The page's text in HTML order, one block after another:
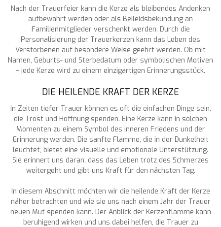
Nach der Trauerfeier kann die Kerze als bleibendes Andenken
aufbewahrt werden oder als Beileidsbekundung an
Familienmitglieder verschenkt werden. Durch die
Personalisierung der Trauerkerzen kann das Leben des
Verstorbenen auf besondere Weise geehrt werden. Ob mit
Namen, Geburts- und Sterbedatum oder symbolischen Motiven
– jede Kerze wird zu einem einzigartigen Erinnerungsstück.
DIE HEILENDE KRAFT DER KERZE
In Zeiten tiefer Trauer können es oft die einfachen Dinge sein,
die Trost und Hoffnung spenden. Eine Kerze kann in solchen
Momenten zu einem Symbol des inneren Friedens und der
Erinnerung werden. Die sanfte Flamme, die in der Dunkelheit
leuchtet, bietet eine visuelle und emotionale Unterstützung.
Sie erinnert uns daran, dass das Leben trotz des Schmerzes
weitergeht und gibt uns Kraft für den nächsten Tag.
In diesem Abschnitt möchten wir die heilende Kraft der Kerze
näher betrachten und wie sie uns nach einem Jahr der Trauer
neuen Mut spenden kann. Der Anblick der Kerzenflamme kann
beruhigend wirken und uns dabei helfen, die Trauer zu